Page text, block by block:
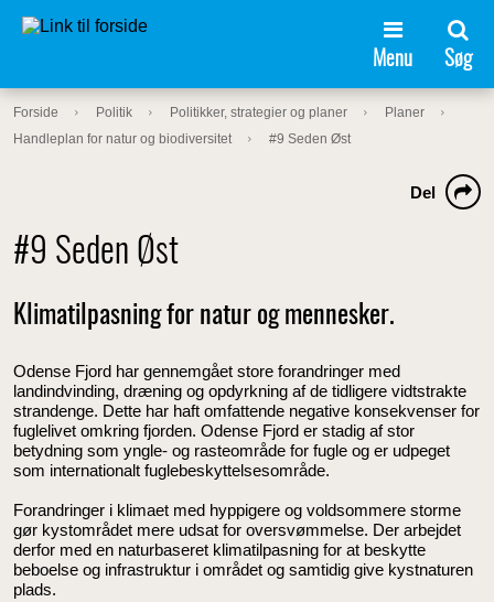
Menu Søg
Forside Politik Politikker, strategier og planer
Planer
Handleplan for natur og biodiversitet
#9 Seden Øst
#9 Seden Øst
Del
Klimatilpasning for natur og mennesker.
Odense Fjord har gennemgået store forandringer med
landindvinding, dræning og opdyrkning af de tidligere vidtstrakte
strandenge. Dette har haft omfattende negative konsekvenser for
fuglelivet omkring fjorden. Odense Fjord er stadig af stor
betydning som yngle- og rasteområde for fugle og er udpeget
som internationalt fuglebeskyttelsesområde.
Forandringer i klimaet med hyppigere og voldsommere storme
gør kystområdet mere udsat for oversvømmelse. Der arbejdet
derfor med en naturbaseret klimatilpasning for at beskytte
beboelse og infrastruktur i området og samtidig give kystnaturen
plads.